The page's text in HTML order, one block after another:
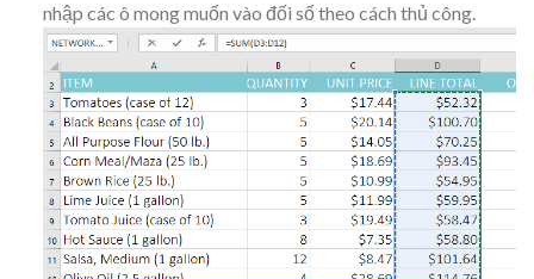
nhập các ô mong muốn vào đối số theo cách thủ công.